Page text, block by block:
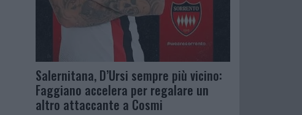
Salernitana, D’Ursi sempre più vicino:
Faggiano accelera per regalare un
altro attaccante a Cosmi